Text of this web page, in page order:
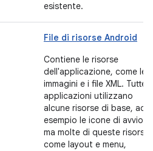
esistente.
File di risorse Android
Contiene le risorse
dell'applicazione, come le
immagini e i file XML. Tutte
applicazioni utilizzano
alcune risorse di base, ad
esempio le icone di avvio,
ma molte di queste risorse,
come layout e menu,